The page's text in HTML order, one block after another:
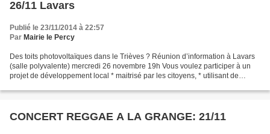
26/11 Lavars
Publié le 23/11/2014 à 22:57
Par Mairie le Percy
Des toits photovoltaïques dans le Trièves ? Réunion d’information à Lavars
(salle polyvalente) mercredi 26 novembre 19h Vous voulez participer à un
projet de développement local * maitrisé par les citoyens, * utilisant de
CONCERT REGGAE A LA GRANGE: 21/11